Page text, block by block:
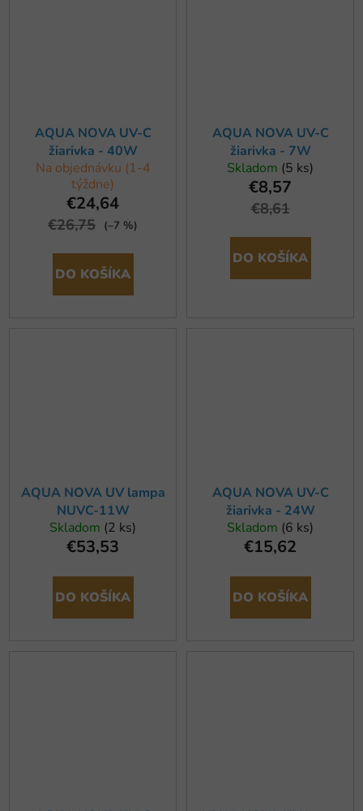
AQUA NOVA UV-C
žiarivka - 40W
Na objednávku (1-4
týždne)
€24,64
€26,75 (–7 %)
DO KOŠÍKA
AQUA NOVA UV-C
žiarivka - 7W
Skladom (5 ks)
€8,57
€8,61
DO KOŠÍKA
AQUA NOVA UV lampa
NUVC-11W
Skladom (2 ks)
€53,53
DO KOŠÍKA
AQUA NOVA UV-C
žiarivka - 24W
Skladom (6 ks)
€15,62
DO KOŠÍKA